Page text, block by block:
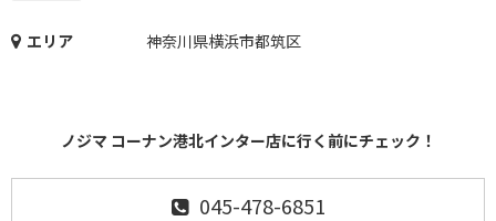
エリア 神奈川県横浜市都筑区
ノジマ コーナン港北インター店に行く前にチェック！
045-478-6851